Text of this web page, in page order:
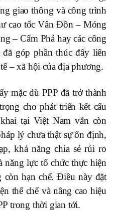
giao thông và công trình
cao tốc Vân Đồn – Móng
– Cẩm Phả hay các công
góp phần thúc đẩy liên
– xã hội của địa phương.
dù PPP đã trở thành
cho phát triển kết cấu
tại Việt Nam vẫn còn
lý chưa thật sự ổn định,
khả năng chia sẻ rủi ro
năng lực tổ chức thực hiện
còn hạn chế. Điều này đặt
thể chế và nâng cao hiệu
trong thời gian tới.